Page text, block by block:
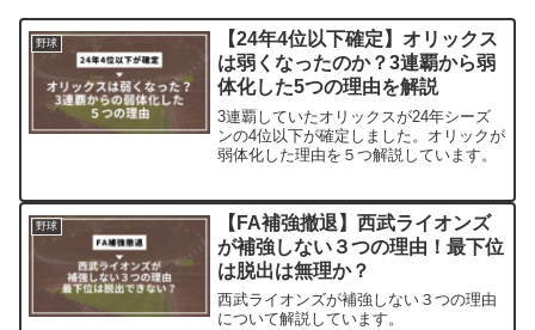
野球
【24年4位以下確定】オリックス
は弱くなったのか？3連覇から弱
体化した5つの理由を解説
3連覇していたオリックスが24年シーズ
ンの4位以下が確定しました。オリックが
弱体化した理由を５つ解説しています。
野球
【FA補強撤退】西武ライオンズ
が補強しない３つの理由！最下位
は脱出は無理か？
西武ライオンズが補強しない３つの理由
について解説しています。